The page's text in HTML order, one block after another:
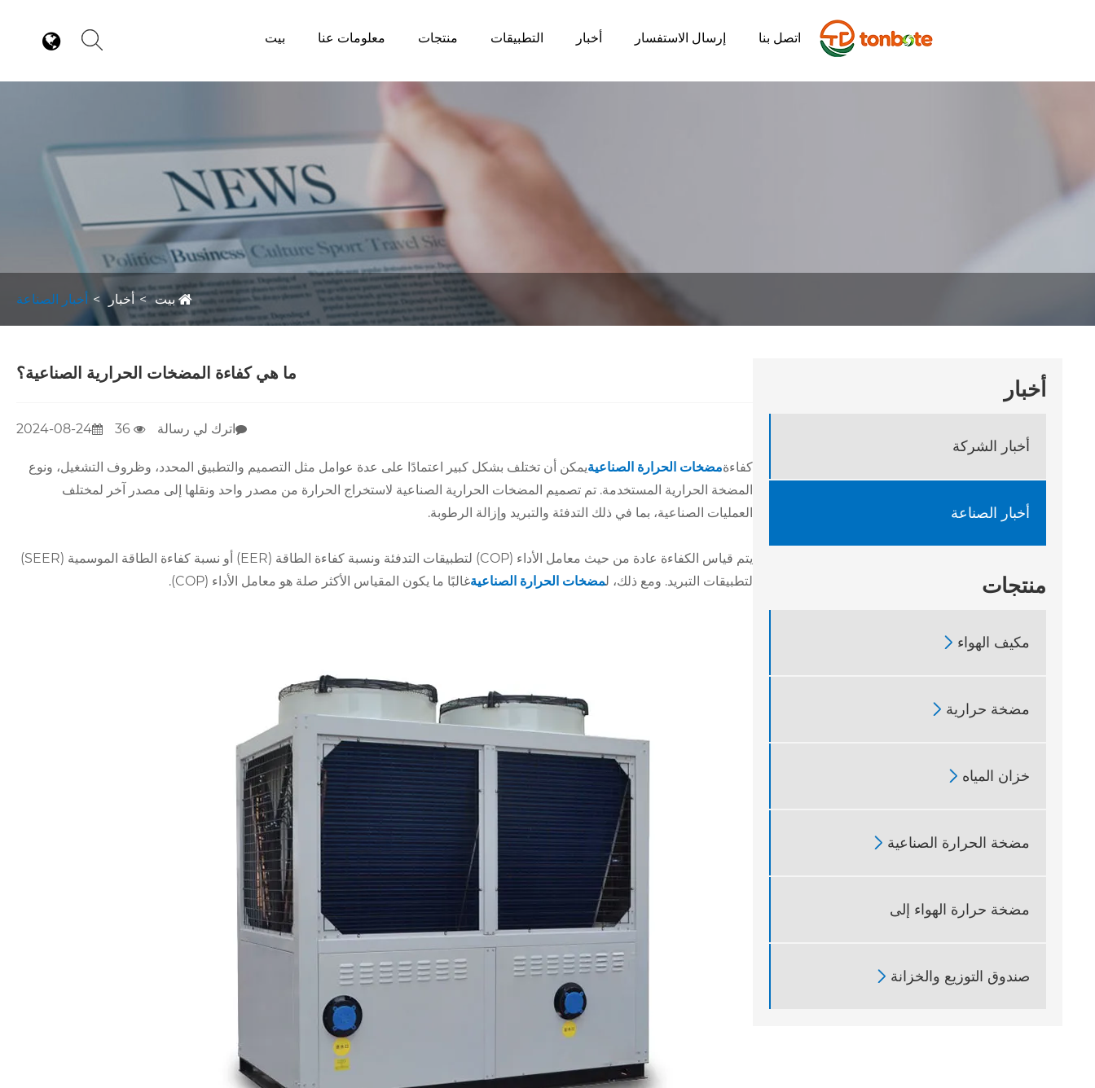
بيت معلومات عنا منتجات التطبيقات أخبار إرسال الاستفسار اتصل بنا
بيت أخبار أخبار الصناعة
أخبار
أخبار الشركة
أخبار الصناعة
منتجات
مكيف الهواء 
مضخة حرارية 
خزان المياه 
مضخة الحرارة الصناعية 
مضخة حرارة الهواء إلى
صندوق التوزيع والخزانة 
ما هي كفاءة المضخات الحرارية الصناعية؟
2024-08-24 اترك لي رسالة
كفاءةمضخات الحرارة الصناعيةيمكن أن تختلف بشكل كبير اعتمادًا على عدة عوامل مثل التصميم والتطبيق المحدد، وظروف التشغيل، ونوع
المضخة الحرارية المستخدمة. تم تصميم المضخات الحرارية الصناعية لاستخراج الحرارة من مصدر واحد ونقلها إلى مصدر آخر لمختلف
العمليات الصناعية، بما في ذلك التدفئة والتبريد وإزالة الرطوبة.
يتم قياس الكفاءة عادة من حيث معامل الأداء (COP) لتطبيقات التدفئة ونسبة كفاءة الطاقة (EER) أو نسبة كفاءة الطاقة الموسمية (SEER)
لتطبيقات التبريد. ومع ذلك، لمضخات الحرارة الصناعيةغالبًا ما يكون المقياس الأكثر صلة هو معامل الأداء (COP).